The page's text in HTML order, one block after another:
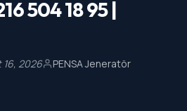
504 18 95 |
16, 2026
PENSA Jeneratör